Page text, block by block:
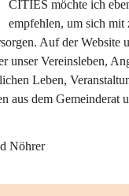
CITIES möchte ich
empfehlen, um sich mit
Auf der Website
unser Vereinsleben,
Leben,
aus dem Gemeinderat
Nöhrer